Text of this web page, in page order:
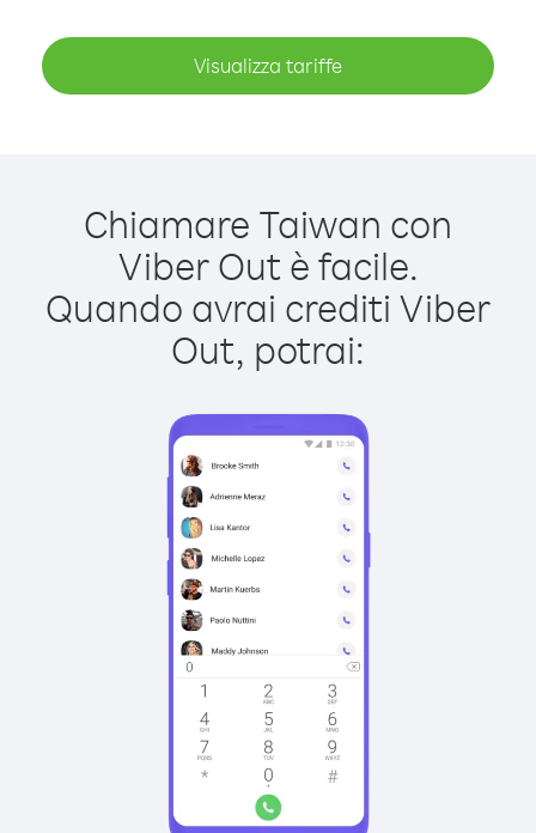
Visualizza tariffe
Chiamare Taiwan con
Viber Out è facile.
Quando avrai crediti Viber
Out, potrai: